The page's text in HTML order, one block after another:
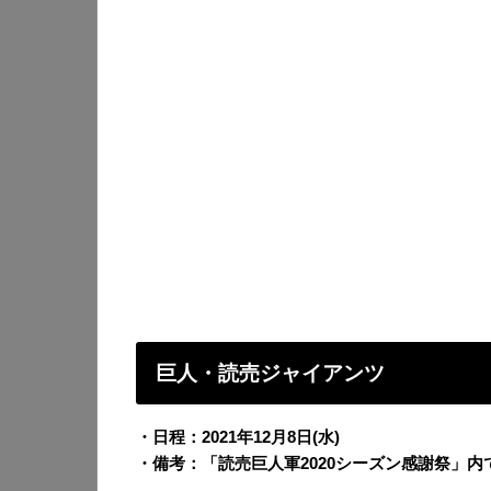
巨人・読売ジャイアンツ
・日程：2021年12月8日(水)
・備考：「読売巨人軍2020シーズン感謝祭」内